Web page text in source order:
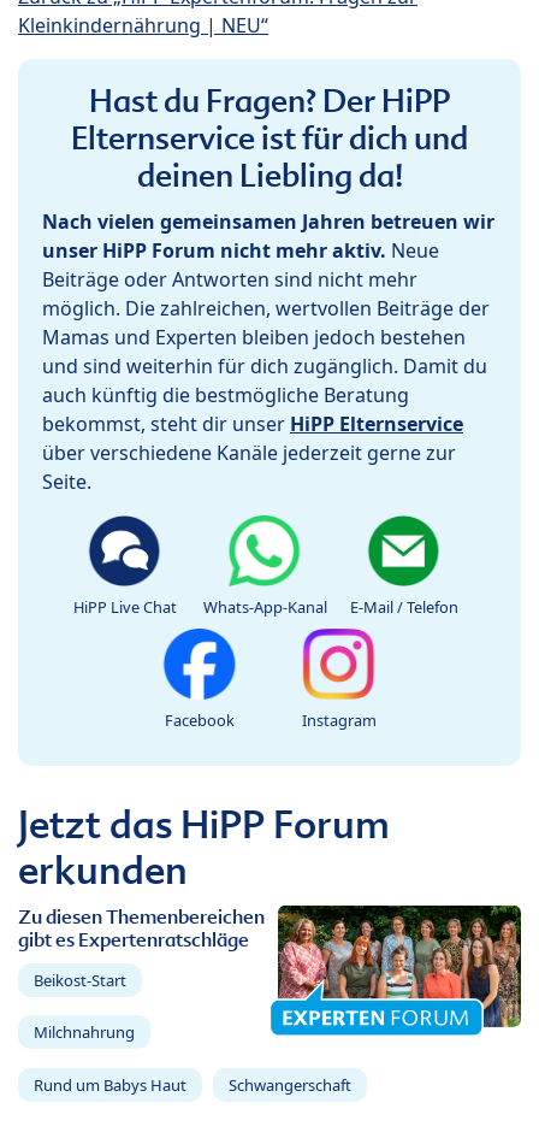
Kleinkindernährung | NEU“
Hast du Fragen? Der HiPP
Elternservice ist für dich und
deinen Liebling da!
Nach vielen gemeinsamen Jahren betreuen wir
unser HiPP Forum nicht mehr aktiv. Neue
Beiträge oder Antworten sind nicht mehr
möglich. Die zahlreichen, wertvollen Beiträge der
Mamas und Experten bleiben jedoch bestehen
und sind weiterhin für dich zugänglich. Damit du
auch künftig die bestmögliche Beratung
bekommst, steht dir unser HiPP Elternservice
über verschiedene Kanäle jederzeit gerne zur
Seite.
HiPP Live Chat Whats-App-Kanal E-Mail / Telefon
Facebook Instagram
Jetzt das HiPP Forum
erkunden
Zu diesen Themenbereichen
gibt es Expertenratschläge
Beikost-Start
Milchnahrung
Rund um Babys Haut Schwangerschaft